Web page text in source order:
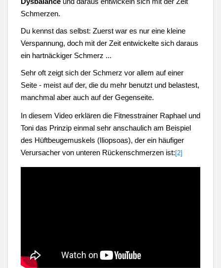
Schmerzen.
Du kennst das selbst: Zuerst war es nur eine kleine
Verspannung, doch mit der Zeit entwickelte sich daraus
ein hartnäckiger Schmerz ...
Sehr oft zeigt sich der Schmerz vor allem auf einer
Seite - meist auf der, die du mehr benutzt und belastest,
manchmal aber auch auf der Gegenseite.
In diesem Video erklären die Fitnesstrainer Raphael und
Toni das Prinzip einmal sehr anschaulich am Beispiel
des Hüftbeugemuskels (Iliopsoas), der ein häufiger
Verursacher von unteren Rückenschmerzen ist: [2]